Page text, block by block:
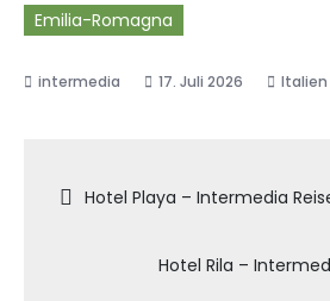
Emilia-Romagna
17. Juli 2026 Italien
Hotel Playa – Intermedia
Hotel Rila –